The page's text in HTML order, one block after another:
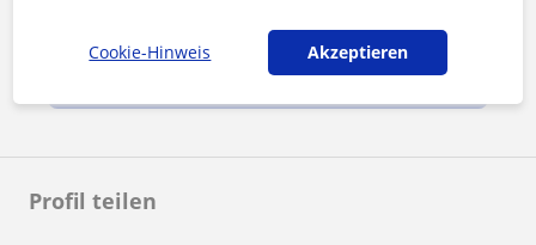
Profil teilen
Nachricht senden
Cookie-Hinweis Akzeptieren